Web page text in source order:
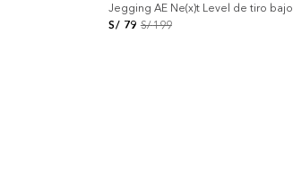
Jegging AE Ne(x)t Level de tiro bajo
S/ 79 S/ 199